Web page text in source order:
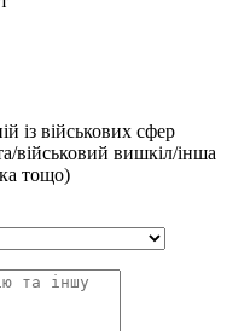
із військових сфер
військовий вишкіл/інша
тощо)